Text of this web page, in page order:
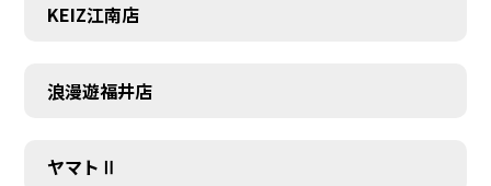
KEIZ江南店
浪漫遊福井店
ヤマトⅡ